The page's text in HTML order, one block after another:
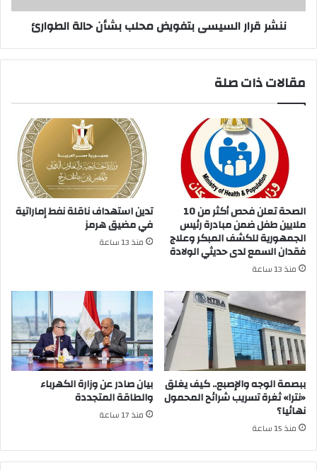
ننشر قرار السيسى بتفويض محلب بشأن حالة الطوارئ
مقالات ذات صلة
الصحة تعلن فحص أكثر من 10
ملايين طفل ضمن مبادرة رئيس
الجمهورية للكشف المبكر وعلاج
فقدان السمع لدى حديثي الولادة
منذ 13 ساعة
تدين استهداف ناقلة نفط إماراتية
في مضيق هرمز
منذ 13 ساعة
ببصمة الوجه والإصبع.. كيف يغلق
«نترا» ثغرة تسريب شرائح المحمول
نهائيا؟
منذ 15 ساعة
بيان صادر عن وزارة الكهرباء
والطاقة المتجددة
منذ 17 ساعة